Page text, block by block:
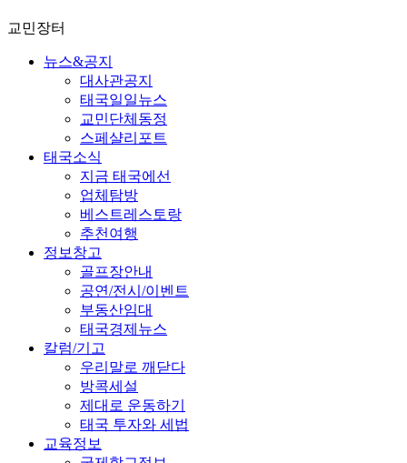
교민장터
뉴스&공지
대사관공지
태국일일뉴스
교민단체동정
스페샬리포트
태국소식
지금 태국에선
업체탐방
베스트레스토랑
추천여행
정보창고
골프장안내
공연/전시/이벤트
부동산임대
태국경제뉴스
칼럼/기고
우리말로 깨닫다
방콕세설
제대로 운동하기
태국 투자와 세법
교육정보